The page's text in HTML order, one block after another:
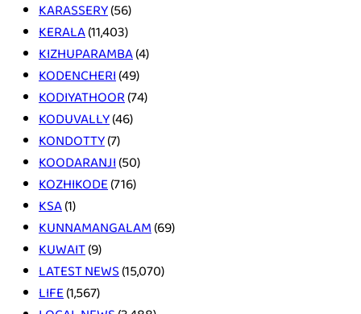
KARASSERY(56)
KERALA(11,403)
KIZHUPARAMBA(4)
KODENCHERI(49)
KODIYATHOOR(74)
KODUVALLY(46)
KONDOTTY(7)
KOODARANJI(50)
KOZHIKODE(716)
KSA(1)
KUNNAMANGALAM(69)
KUWAIT(9)
LATEST NEWS(15,070)
LIFE(1,567)